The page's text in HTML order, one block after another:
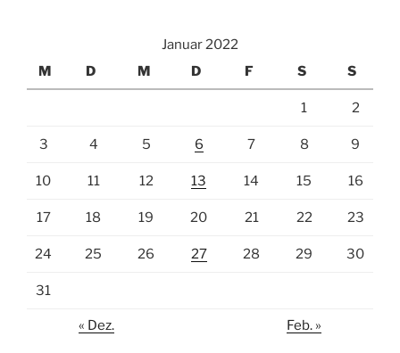
Januar 2022
M
D M D F S S
1 2
3 4 5 6 7 8 9
10 11 12 13 14 15 16
17 18 19 20 21 22 23
24 25 26 27 28 29 30
31
« Dez. Feb. »